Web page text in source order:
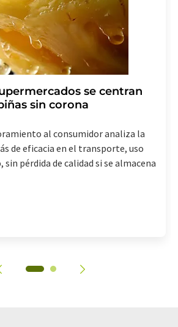
se centran
sin corona
al consumidor analiza la
de eficacia en el transporte, uso
pérdida de calidad si se almacena